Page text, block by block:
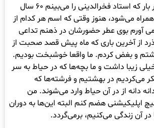
علیزاده ادامه داد: هر بار که استاد فخرالدینی را می‌بینم ۶۰ سال
می‌شود، هنوز وقتی که اسم هر کدام از
می آورم بوی عطر حضورشان در ذهنم تداعی
از آخرین باری که ماه پیش قصد صحبت از
و بغض کردم. ما واقعا خوشبخت بودیم.
زیبا داشت و ما بچه‌ها که در حیاط به سر
می‌کردیم در بهشتیم و فرشته‌ها که
دانه از در آن حیاط وارد می‌شوند. من
اپلیکیشنی هضم کنم البته این‌ها به دوران
آن زندگی می‌کنیم، برمی‌گردد.